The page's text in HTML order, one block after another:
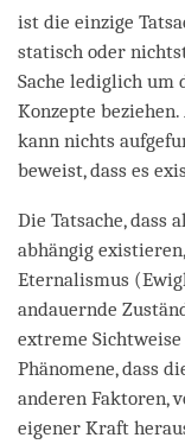
ist die einzige
statisch oder
Sache lediglich um
Konzepte
kann nichts
beweist, dass es
Die Tatsache, dass
abhängig
Eternalismus
andauernde
extreme
Phänomene, dass
anderen Faktoren,
eigener Kraft